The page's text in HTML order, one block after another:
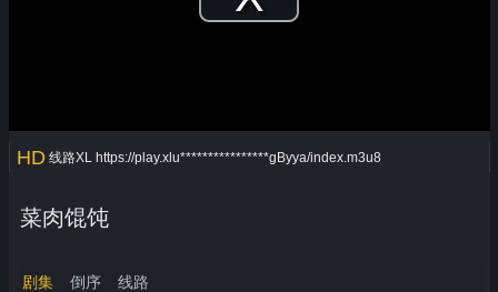
Play
HD 线路XL https://play.xlu****************gByya/index.m3u8
菜肉馄饨
剧集 倒序 线路